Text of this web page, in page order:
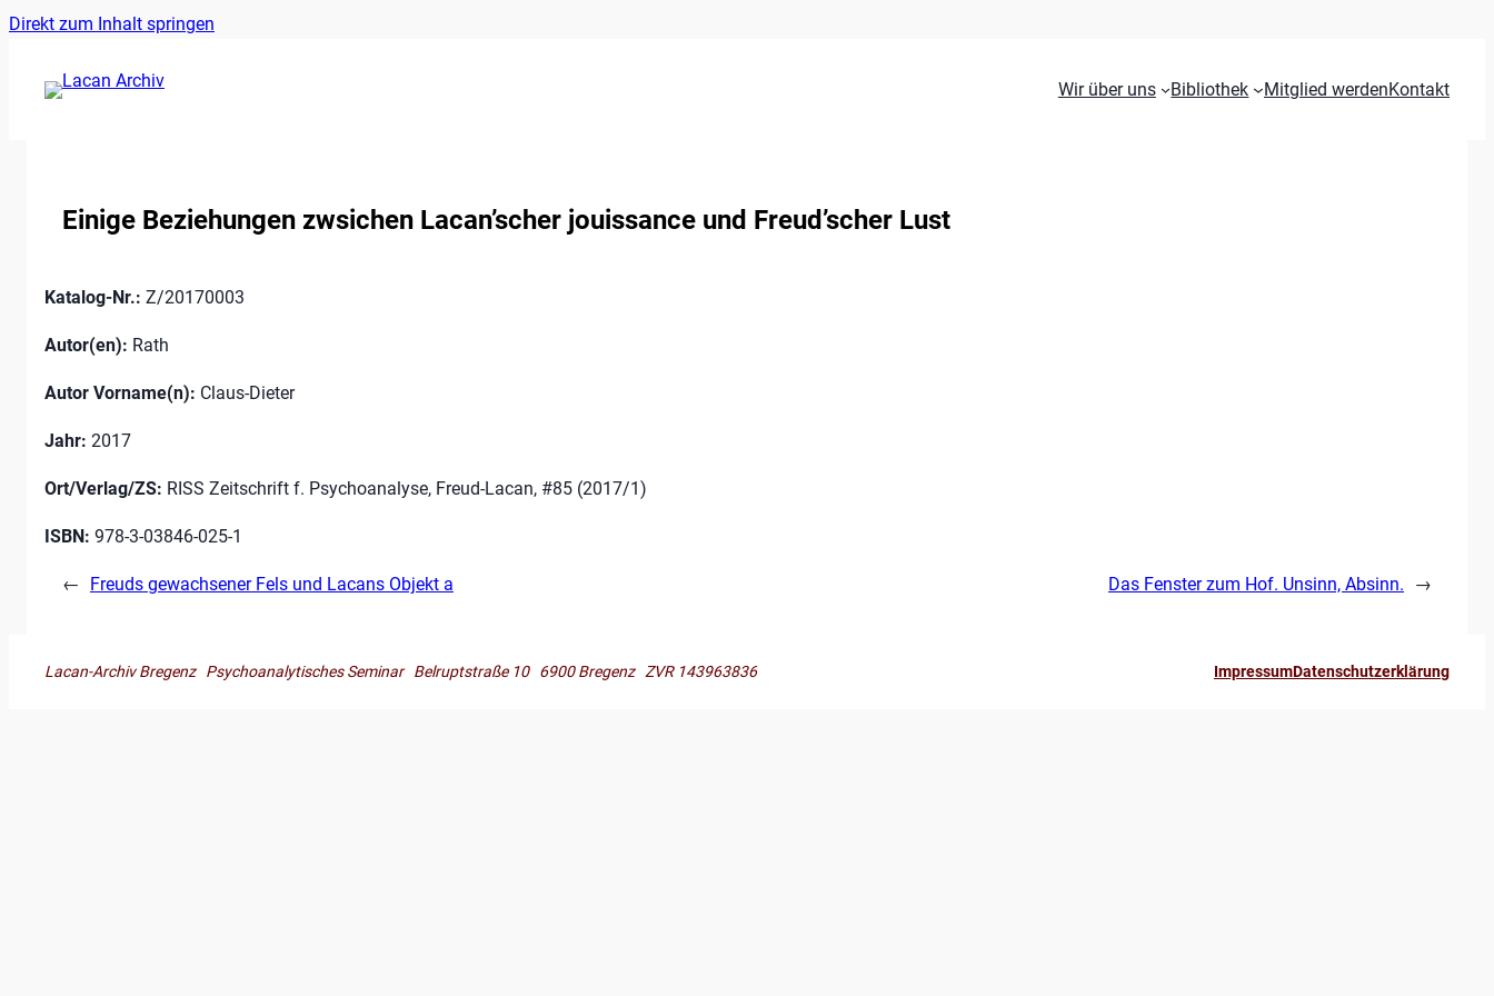
Direkt zum Inhalt springen
Wir über uns Bibliothek Mitglied werdenKontakt
Einige Beziehungen zwsichen Lacan’scher jouissance und Freud’scher Lust
Katalog-Nr.: Z/20170003
Autor(en): Rath
Autor Vorname(n): Claus-Dieter
Jahr: 2017
Ort/Verlag/ZS: RISS Zeitschrift f. Psychoanalyse, Freud-Lacan, #85 (2017/1)
ISBN: 978-3-03846-025-1
← Freuds gewachsener Fels und Lacans Objekt a Das Fenster zum Hof. Unsinn, Absinn. →
Lacan-Archiv Bregenz Psychoanalytisches Seminar Belruptstraße 10 6900 Bregenz ZVR 143963836 ImpressumDatenschutzerklärung